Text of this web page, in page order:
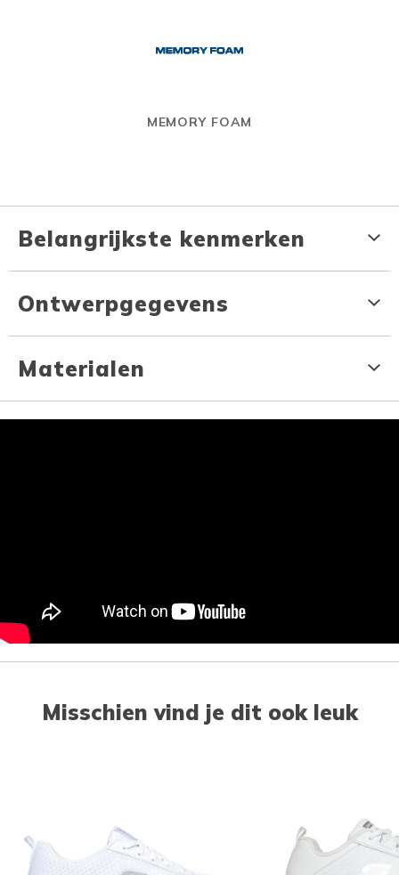
MEMORY FOAM
Belangrijkste kenmerken
Ontwerpgegevens
Materialen
Misschien vind je dit ook leuk